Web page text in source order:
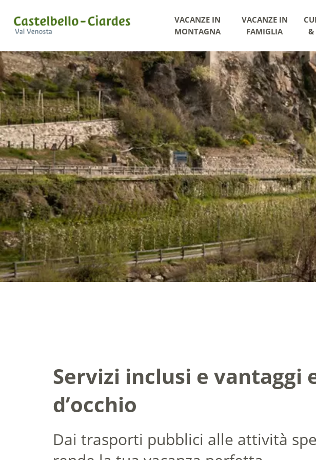
VACANZE IN
MONTAGNA
VACANZE IN
FAMIGLIA
&
Servizi inclusi e vantaggi
d’occhio
Dai trasporti pubblici alle attività